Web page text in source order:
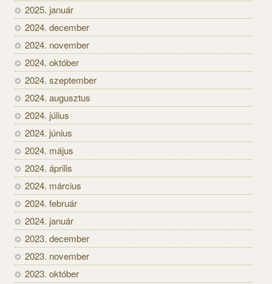
2025. január
2024. december
2024. november
2024. október
2024. szeptember
2024. augusztus
2024. július
2024. június
2024. május
2024. április
2024. március
2024. február
2024. január
2023. december
2023. november
2023. október